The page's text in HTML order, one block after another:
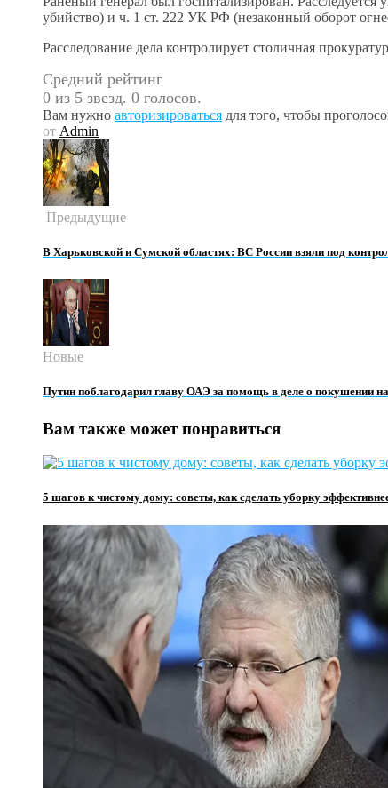
убийство) и ч. 1 ст. 222 УК РФ (незаконный оборот
Расследование дела контролирует столичная
Средний рейтинг
0 из 5 звезд. 0 голосов.
Вам нужно авторизироваться для того, чтобы
от Admin
Предыдущие
В Харьковской и Сумской областях: ВС России взяли под
Новые
Путин поблагодарил главу ОАЭ за помощь в деле о покушении
Вам также может понравиться
5 шагов к чистому дому: советы, как сделать уборку